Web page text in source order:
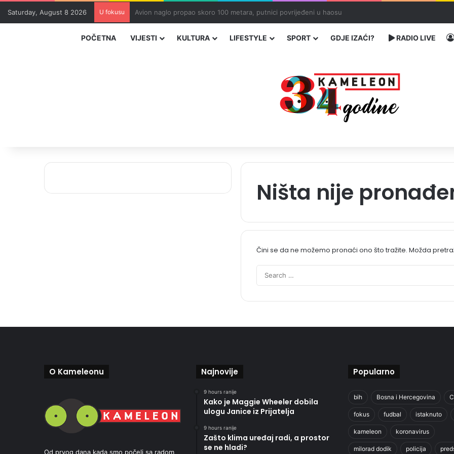
Saturday, August 8 2026 U fokusu Zvizdić, Magazinović i Kojović traže poseban status za Memorijalni centar Srebrenica
POČETNA VIJESTI KULTURA LIFESTYLE SPORT GDJE IZAĆI? RADIO LIVE
Ništa nije
Čini se da ne možemo pronaći ono što tražite. Možda
O Kameleonu
Od prvog dana kada smo počeli sa radom
Najnovije
9 hours ranije
Kako je Maggie Wheeler dobila
ulogu Janice iz Prijatelja
9 hours ranije
Zašto klima uređaj radi, a prostor
se ne hladi?
Popularno
bih Bosna i Hercegovina
fokus fudbal istaknuto
kameleon koronavirus
milorad dodik policija